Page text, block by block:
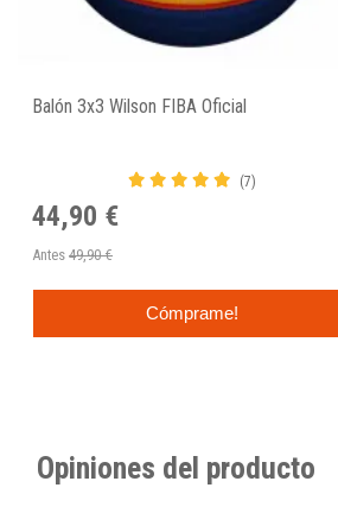
Balón 3x3 Wilson FIBA Oficial
(7)
44,90 €
Antes 49,90 €
Cómprame!
Opiniones del producto